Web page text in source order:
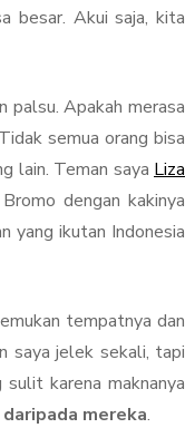
besar. Akui saja, kita
palsu. Apakah merasa
semua orang bisa
lain. Teman saya Liza
dengan kakinya
yang ikutan Indonesia
tempatnya dan
saya jelek sekali, tapi
karena maknanya
mereka.